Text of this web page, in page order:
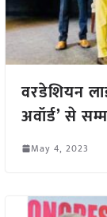
वरडेशियन
अवॉर्ड’ से
May 4, 2023